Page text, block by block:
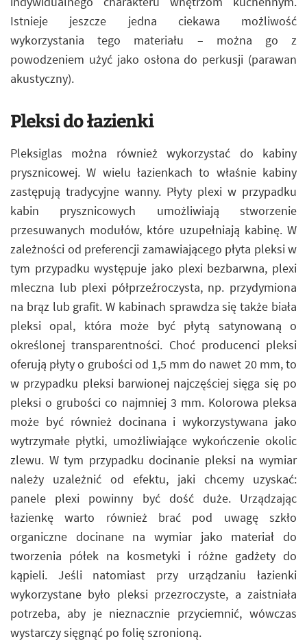
Istnieje jeszcze jedna ciekawa możliwość
wykorzystania tego materiału – można go z
powodzeniem użyć jako osłona do perkusji (parawan
akustyczny).
Pleksi do łazienki
Pleksiglas można również wykorzystać do kabiny
prysznicowej. W wielu łazienkach to właśnie kabiny
zastępują tradycyjne wanny. Płyty plexi w przypadku
kabin prysznicowych umożliwiają stworzenie
przesuwanych modułów, które uzupełniają kabinę. W
zależności od preferencji zamawiającego płyta pleksi w
tym przypadku występuje jako plexi bezbarwna, plexi
mleczna lub plexi półprzeźroczysta, np. przydymiona
na brąz lub grafit. W kabinach sprawdza się także biała
pleksi opal, która może być płytą satynowaną o
określonej transparentności. Choć producenci pleksi
oferują płyty o grubości od 1,5 mm do nawet 20 mm, to
w przypadku pleksi barwionej najczęściej sięga się po
pleksi o grubości co najmniej 3 mm. Kolorowa pleksa
może być również docinana i wykorzystywana jako
wytrzymałe płytki, umożliwiające wykończenie okolic
zlewu. W tym przypadku docinanie pleksi na wymiar
należy uzależnić od efektu, jaki chcemy uzyskać:
panele plexi powinny być dość duże. Urządzając
łazienkę warto również brać pod uwagę szkło
organiczne docinane na wymiar jako materiał do
tworzenia półek na kosmetyki i różne gadżety do
kąpieli. Jeśli natomiast przy urządzaniu łazienki
wykorzystane było pleksi przezroczyste, a zaistniała
potrzeba, aby je nieznacznie przyciemnić, wówczas
wystarczy sięgnąć po folię szronioną.